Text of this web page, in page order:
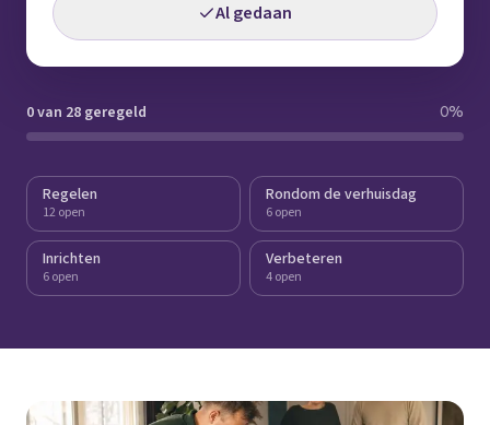
Al gedaan
0 van 28 geregeld 0%
Regelen
12 open
Rondom de verhuisdag
6 open
Inrichten
6 open
Verbeteren
4 open